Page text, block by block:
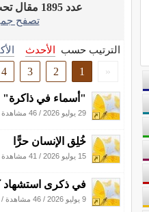
عدد 1895 مقال تحت قسم
تصفح
الترتيب حسب الأحدث
«
1
2
3
4
"أسماء في ذاكرة"
29 يوليو 2026 / 46 مشاهدة
خُلِق الإنسان حرًّا
15 يوليو 2026 / 41 مشاهدة
في ذكرى استشهاد
9 يوليو 2026 / 46 مشاهدة /